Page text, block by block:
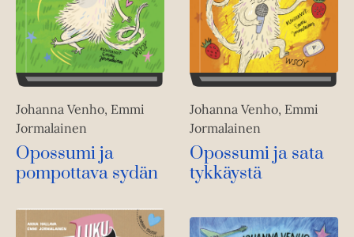
Johanna Venho, Emmi
Jormalainen
Opossumi ja
pompottava sydän
Johanna Venho, Emmi
Jormalainen
Opossumi ja sata
tykkäystä